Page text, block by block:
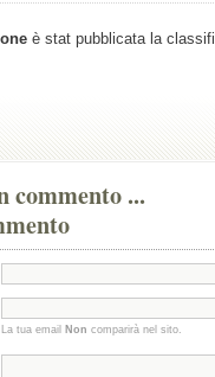
è stat pubblicata la
commento ...
La tua email Non comparirà nel sito.